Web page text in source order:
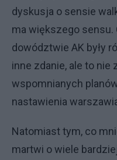
dyskusja o sensie
ma większego sensu.
dowództwie AK były
inne zdanie, ale to nie
wspomnianych
nastawienia
Natomiast tym, co
martwi o wiele